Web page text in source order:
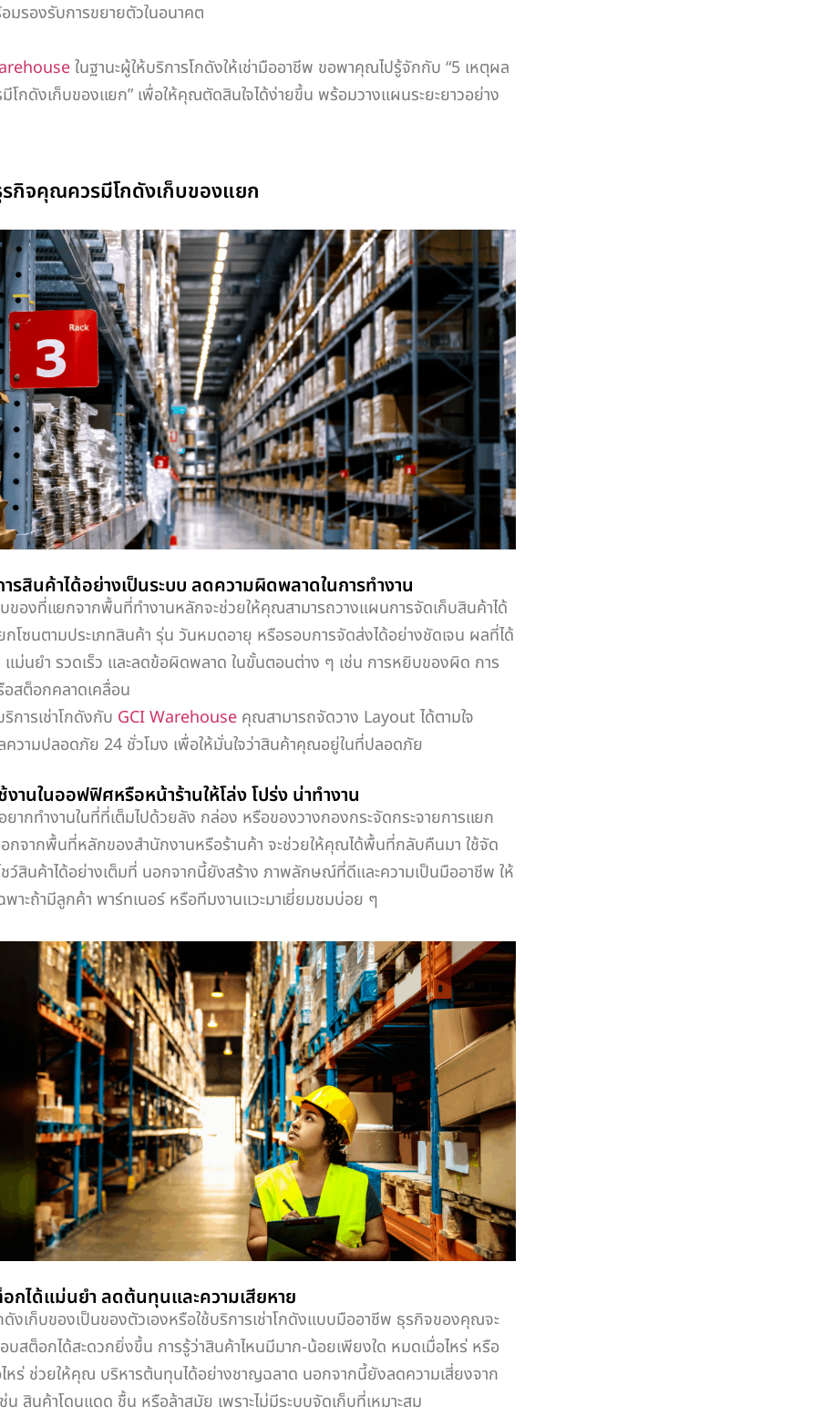
มรองรับการขยายตัวในอนาคต
ในฐานะผู้ให้บริการโกดังให้เช่ามืออาชีพ ขอพาคุณไปรู้จักกับ “5 เหตุผล
กดังเก็บของแยก” เพื่อให้คุณตัดสินใจได้ง่ายขึ้น พร้อมวางแผนระยะยาวอย่าง
กิจคุณควรมีโกดังเก็บของแยก
รสินค้าได้อย่างเป็นระบบ ลดความผิดพลาดในการทำงาน
ที่แยกจากพื้นที่ทำงานหลักจะช่วยให้คุณสามารถวางแผนการจัดเก็บสินค้าได้
กโซนตามประเภทสินค้า รุ่น วันหมดอายุ หรือรอบการจัดส่งได้อย่างชัดเจน ผลที่ได้
แม่นยำ รวดเร็ว และลดข้อผิดพลาด ในขั้นตอนต่าง ๆ เช่น การหยิบของผิด การ
อสต็อกคลาดเคลื่อน
รเช่าโกดังกับ GCI Warehouse คุณสามารถจัดวาง Layout ได้ตามใจ
วามปลอดภัย 24 ชั่วโมง เพื่อให้มั่นใจว่าสินค้าคุณอยู่ในที่ปลอดภัย
านในออฟฟิศหรือหน้าร้านให้โล่ง โปร่ง น่าทำงาน
ทำงานในที่ที่เต็มไปด้วยลัง กล่อง หรือของวางกองกระจัดกระจายการแยก
กจากพื้นที่หลักของสำนักงานหรือร้านค้า จะช่วยให้คุณได้พื้นที่กลับคืนมา ใช้จัด
ชว์สินค้าได้อย่างเต็มที่ นอกจากนี้ยังสร้าง ภาพลักษณ์ที่ดีและความเป็นมืออาชีพ ให้
าะถ้ามีลูกค้า พาร์ทเนอร์ หรือทีมงานแวะมาเยี่ยมชมบ่อย ๆ
กได้แม่นยำ ลดต้นทุนและความเสียหาย
บของเป็นของตัวเองหรือใช้บริการเช่าโกดังแบบมืออาชีพ ธุรกิจของคุณจะ
บสต็อกได้สะดวกยิ่งขึ้น การรู้ว่าสินค้าไหนมีมาก-น้อยเพียงใด หมดเมื่อไหร่ หรือ
หร่ ช่วยให้คุณ บริหารต้นทุนได้อย่างชาญฉลาด นอกจากนี้ยังลดความเสี่ยงจาก
น สินค้าโดนแดด ชื้น หรือล้าสมัย เพราะไม่มีระบบจัดเก็บที่เหมาะสม